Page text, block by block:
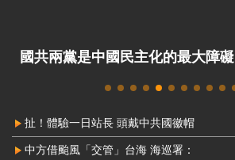
國共兩黨是中國民主化的最大障礙
扯！體驗一日站長 頭戴中共國徽帽
中方借颱風「交管」台海 海巡署：